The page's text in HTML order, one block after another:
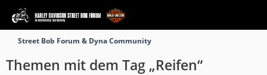
Street Bob Forum & Dyna Community
Themen mit dem Tag „Reifen“